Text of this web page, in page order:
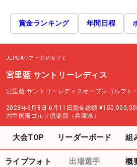
賞金ランキング 年間日程
JLPGAツアー 国内女子
宮里藍 サントリーレディス
宮里藍 サントリーレディスオープンゴルフト
2023年6月8日-6月11日賞金総額
六甲国際ゴルフ倶楽部（兵庫県）
大会TOP リーダーボード 組
ライブフォト 出場選手 概